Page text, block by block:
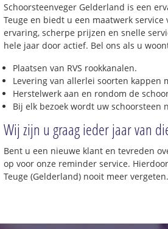
Schoorsteenveger Gelderland is een
Teuge en biedt u een maatwerk
ervaring, scherpe prijzen en snelle
hele jaar door actief. Bel ons als u
Plaatsen van RVS rookkanalen.
Levering van allerlei soorten kappen
Herstelwerk aan en rondom de
Bij elk bezoek wordt uw schoorsteen
Wij zijn u graag ieder jaar van
Bent u een nieuwe klant en tevreden
op voor onze reminder service.
Teuge (Gelderland) nooit meer vergeten.